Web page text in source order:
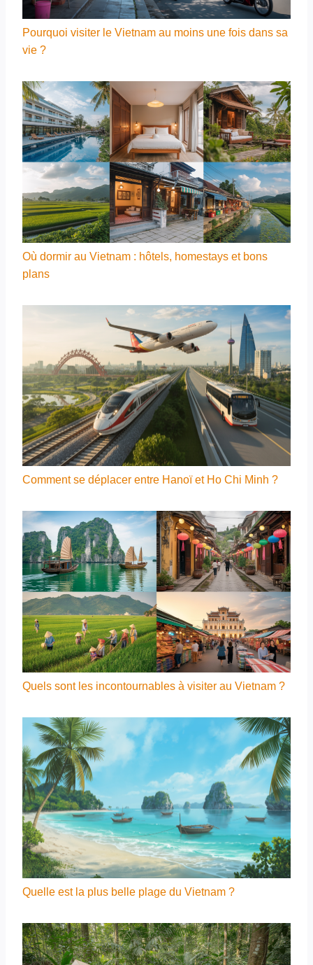
Pourquoi visiter le Vietnam au moins une fois dans sa
vie ?
Où dormir au Vietnam : hôtels, homestays et bons
plans
Comment se déplacer entre Hanoï et Ho Chi Minh ?
Quels sont les incontournables à visiter au Vietnam ?
Quelle est la plus belle plage du Vietnam ?